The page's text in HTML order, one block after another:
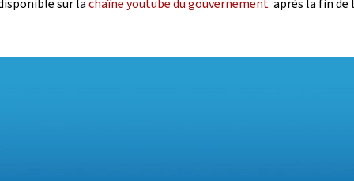
sur lachaîne youtube du gouvernement après la fin de